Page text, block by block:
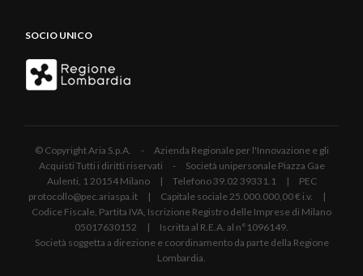
SOCIO UNICO
© Copyright Aria S.p.A. - Azienda Regionale per l'Innovazione e gli
Acquisti Tutti i diritti riservati - Società unipersonale Piazza Gae
Aulenti, 1 20154 Milano | Telefono 39.02 39331.1 | PEC
protocollo@pec.ariaspa.it | Capitale sociale 25.000.000,00 € i.v. |
Codice Fiscale, Partita IVA, Iscrizione Registro delle Imprese di Milano
05017630152 | Iscritta al R.E.A. al n°1096149.
Società soggetta a direzione e coordinamento da parte della Regione
Lombardia.